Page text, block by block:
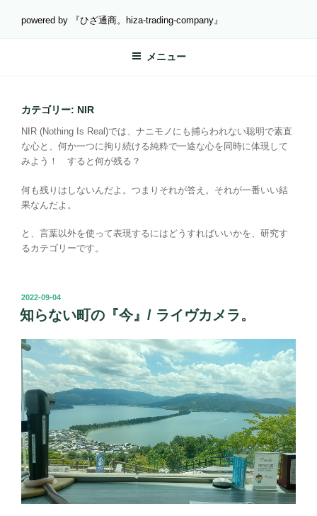
テ
ツ
powered by 『ひざ通商。hiza-trading-company』
メニュー
カテゴリー: NIR
NIR (Nothing Is Real)では、ナニモノにも捕らわれない聡明で素直
な心と、何か一つに拘り続ける純粋で一途な心を同時に体現して
みよう！ すると何が残る？
何も残りはしないんだよ。つまりそれが答え。それが一番いい結
果なんだよ。
と、言葉以外を使って表現するにはどうすればいいかを、研究す
るカテゴリーです。
投
稿
日:
2022-09-04
知らない町の『今』/ ライヴカメラ。